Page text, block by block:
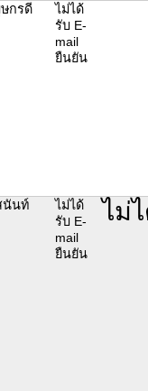
กรดี
ไม่ได้
รับ E-
mail
ยืนยัน
นันท์
ไม่ได้
รับ E-
mail
ยืนยัน
ไม่